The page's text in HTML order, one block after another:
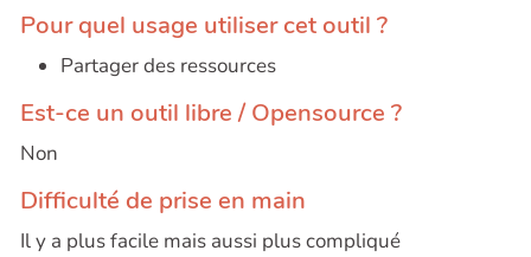
Pour quel usage utiliser cet outil ?
Partager des ressources
Est-ce un outil libre / Opensource ?
Non
Difficulté de prise en main
Il y a plus facile mais aussi plus compliqué